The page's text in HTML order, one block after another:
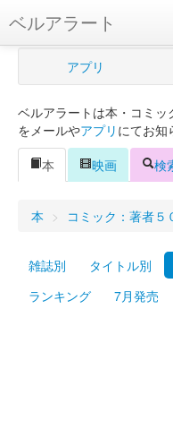
ベルアラート
ベルアラートとは
新規登録
ログイン
Myシェルフ
プレミアム
アプリ
ベルアラートは本・コミッ
をメールやアプリ にてお知
本
映画 検
本 > コミック：著者５
雑誌別 タイトル別
ランキング
7月発売